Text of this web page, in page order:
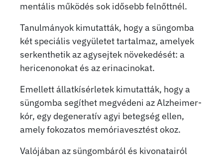
mentális működés sok idősebb felnőttnél.
Tanulmányok kimutatták, hogy a süngomba
két speciális vegyületet tartalmaz, amelyek
serkenthetik az agysejtek növekedését: a
hericenonokat és az erinacinokat.
Emellett állatkísérletek kimutatták, hogy a
süngomba segíthet megvédeni az Alzheimer-
kór, egy degeneratív agyi betegség ellen,
amely fokozatos memóriavesztést okoz.
Valójában az süngombáról és kivonatairól